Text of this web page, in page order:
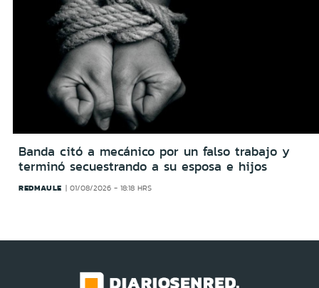
Banda citó a mecánico por un falso trabajo y
terminó secuestrando a su esposa e hijos
REDMAULE 01/08/2026 - 18:18 HRS